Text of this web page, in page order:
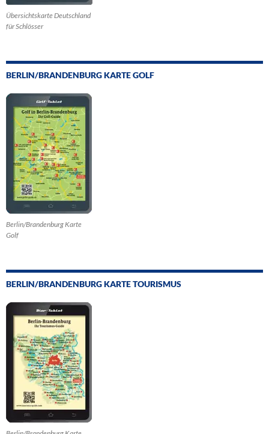
Übersichtskarte Deutschland
für Schlösser
BERLIN/BRANDENBURG KARTE GOLF
Berlin/Brandenburg Karte
Golf
BERLIN/BRANDENBURG KARTE TOURISMUS